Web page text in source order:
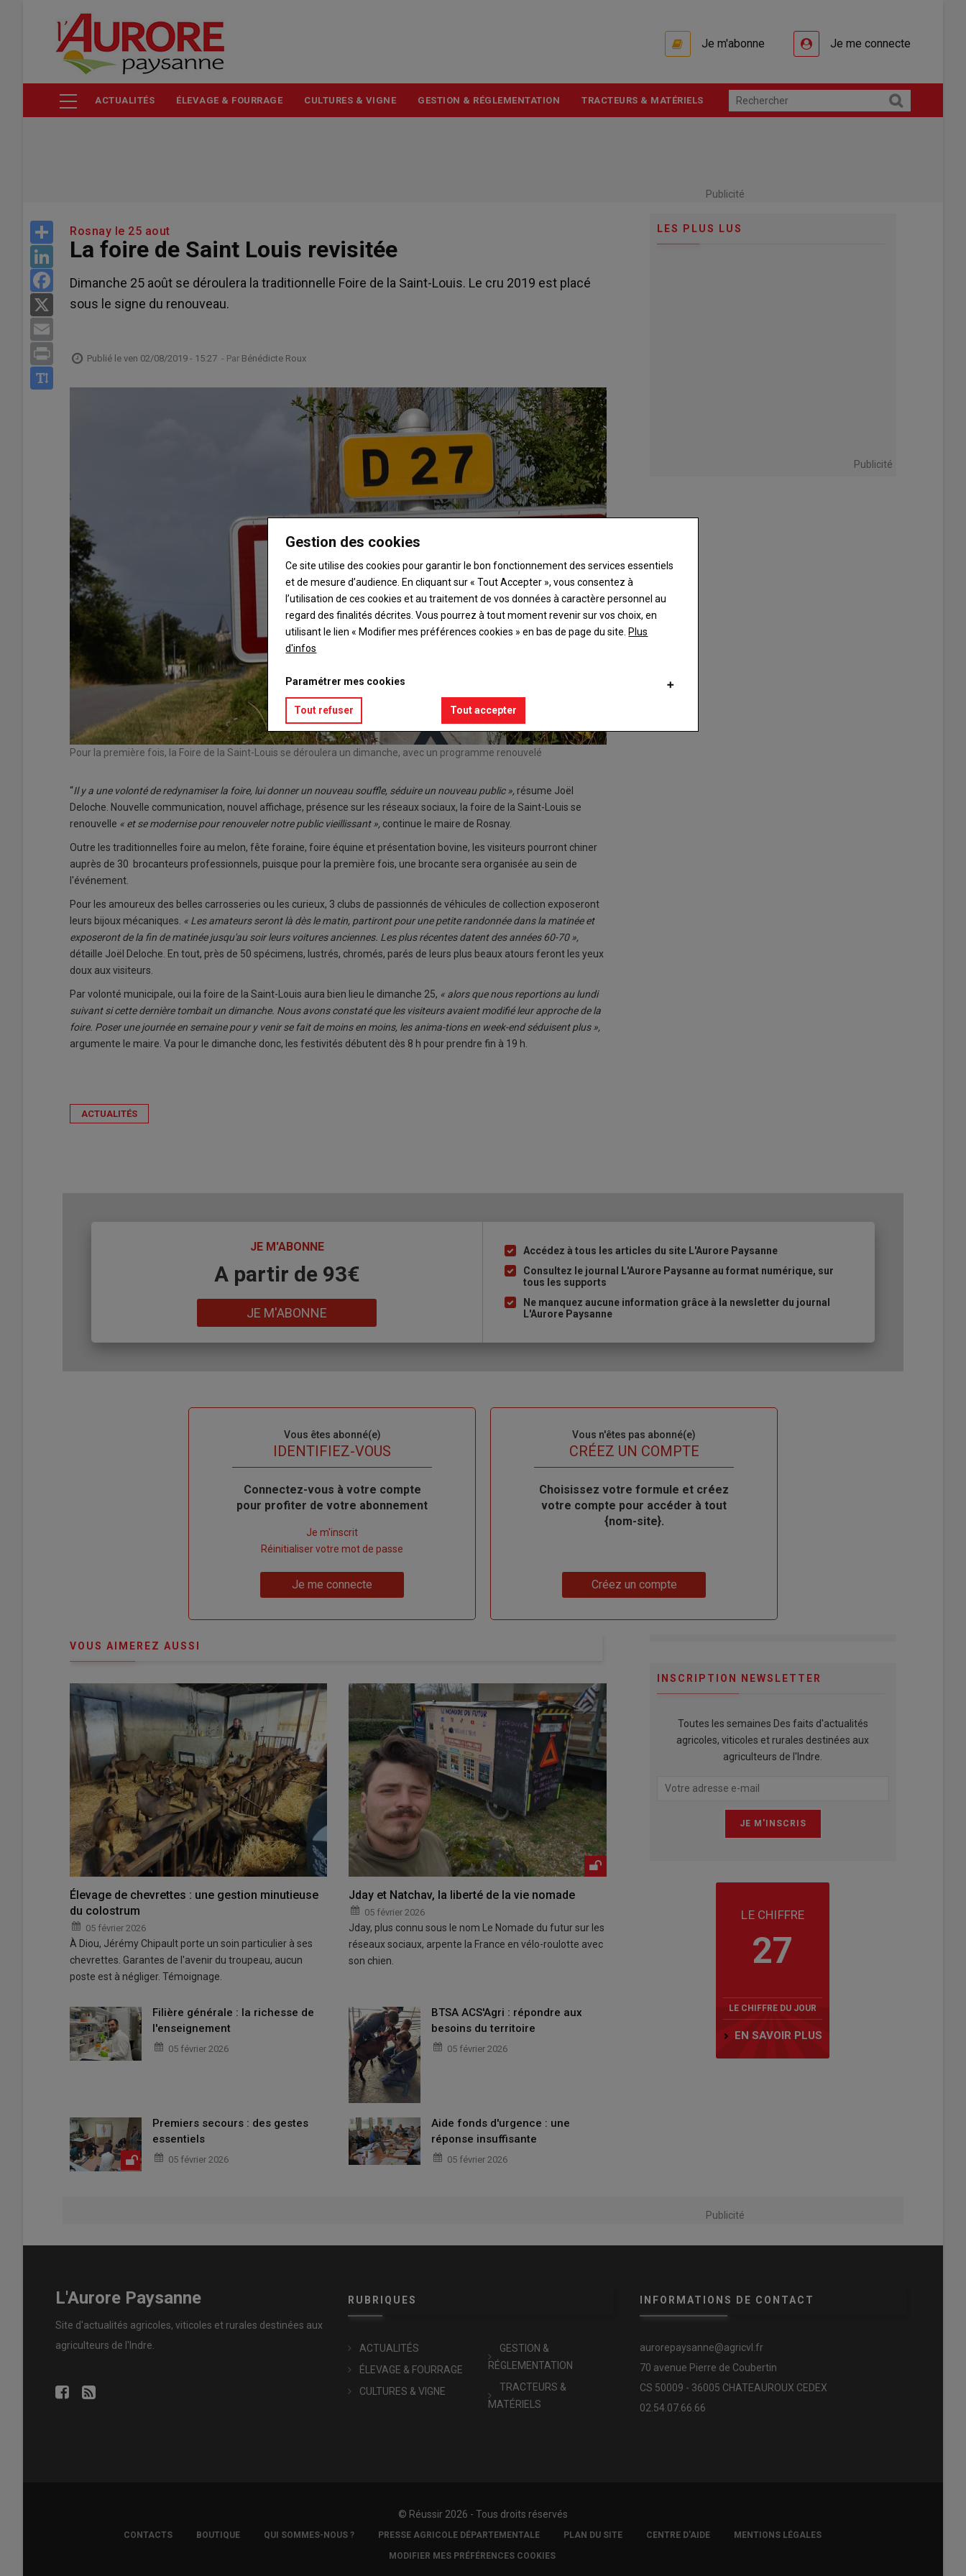
contenu
Je m'abonne Je me connecte
ACTUALITÉS ÉLEVAGE & FOURRAGE CULTURES & VIGNE GESTION & RÉGLEMENTATION TRACTEURS & MATÉRIELS
Publicité
Share
LinkedIn
Facebook
Print
Rosnay le 25 aout
La foire de Saint Louis revisitée
Dimanche 25 août se déroulera la traditionnelle Foire de la Saint-Louis. Le cru 2019 est placé
sous le signe du renouveau.
Publié le ven 02/08/2019 - 15:27 - Par Bénédicte Roux
Pour la première fois, la Foire de la Saint-Louis se déroulera un dimanche, avec un programme renouvelé
“Il y a une volonté de redynamiser la foire, lui donner un nouveau souffle, séduire un nouveau public », résume Joël
Deloche. Nouvelle communication, nouvel affichage, présence sur les réseaux sociaux, la foire de la Saint-Louis se
renouvelle « et se modernise pour renouveler notre public vieillissant », continue le maire de Rosnay.
Outre les traditionnelles foire au melon, fête foraine, foire équine et présentation bovine, les visiteurs pourront chiner
auprès de 30 brocanteurs professionnels, puisque pour la première fois, une brocante sera organisée au sein de
l'événement.
Pour les amoureux des belles carrosseries ou les curieux, 3 clubs de passionnés de véhicules de collection exposeront
leurs bijoux mécaniques. « Les amateurs seront là dès le matin, partiront pour une petite randonnée dans la matinée et
exposeront de la fin de matinée jusqu'au soir leurs voitures anciennes. Les plus récentes datent des années 60-70 »,
détaille Joël Deloche. En tout, près de 50 spécimens, lustrés, chromés, parés de leurs plus beaux atours feront les yeux
doux aux visiteurs.
Par volonté municipale, oui la foire de la Saint-Louis aura bien lieu le dimanche 25, « alors que nous reportions au lundi
suivant si cette dernière tombait un dimanche. Nous avons constaté que les visiteurs avaient modifié leur approche de la
foire. Poser une journée en semaine pour y venir se fait de moins en moins, les anima-tions en week-end séduisent plus »,
argumente le maire. Va pour le dimanche donc, les festivités débutent dès 8 h pour prendre fin à 19 h.
ACTUALITÉS
LES PLUS LUS
Publicité
JE M'ABONNE
A partir de 93€
JE M'ABONNE
Liste
à
puce
Accédez à tous les articles du site L'Aurore Paysanne
Consultez le journal L'Aurore Paysanne au format numérique, sur
tous les supports
Ne manquez aucune information grâce à la newsletter du journal
L'Aurore Paysanne
Vous êtes abonné(e)
IDENTIFIEZ-VOUS
Body
Connectez-vous à votre compte
pour profiter de votre abonnement
compte"
Je m'inscrit
Réinitialiser votre mot de passe
Je me connecte
Vous n'êtes pas abonné(e)
TITRECRÉEZ UN COMPTE
Body
Choisissez votre formule et créez
votre compte pour accéder à tout
{nom-site}.
Créez un compte
VOUS AIMEREZ AUSSI
Élevage de chevrettes : une gestion minutieuse
du colostrum
05 février 2026
À Diou, Jérémy Chipault porte un soin particulier à ses
chevrettes. Garantes de l'avenir du troupeau, aucun
poste est à négliger. Témoignage.
Jday et Natchav, la liberté de la vie nomade
05 février 2026
Jday, plus connu sous le nom Le Nomade du futur sur les
réseaux sociaux, arpente la France en vélo-roulotte avec
son chien.
Filière générale : la richesse de
l'enseignement
05 février 2026
BTSA ACS'Agri : répondre aux
besoins du territoire
05 février 2026
Premiers secours : des gestes
essentiels
05 février 2026
Aide fonds d'urgence : une
réponse insuffisante
05 février 2026
INSCRIPTION NEWSLETTER
Toutes les semaines Des faits d'actualités
agricoles, viticoles et rurales destinées aux
agriculteurs de l'Indre.
LE CHIFFRE
27
LE CHIFFRE DU JOUR
EN SAVOIR PLUS
Publicité
L'Aurore Paysanne
Site d'actualités agricoles, viticoles et rurales destinées aux
agriculteurs de l'Indre.
RUBRIQUES
ACTUALITÉS
ÉLEVAGE & FOURRAGE
CULTURES & VIGNE
GESTION &
RÉGLEMENTATION
TRACTEURS &
MATÉRIELS
INFORMATIONS DE CONTACT
aurorepaysanne@agricvl.fr
70 avenue Pierre de Coubertin
CS 50009 - 36005 CHATEAUROUX CEDEX
02.54.07.66.66
© Réussir 2026 - Tous droits réservés
COPYRIGHTCONTACTS BOUTIQUE QUI SOMMES-NOUS ? PRESSE AGRICOLE DÉPARTEMENTALE PLAN DU SITE CENTRE D'AIDE MENTIONS LÉGALES
MODIFIER MES PRÉFÉRENCES COOKIES
Gestion des cookies
Ce site utilise des cookies pour garantir le bon fonctionnement des services essentiels
et de mesure d’audience. En cliquant sur « Tout Accepter », vous consentez à
l’utilisation de ces cookies et au traitement de vos données à caractère personnel au
regard des finalités décrites. Vous pourrez à tout moment revenir sur vos choix, en
utilisant le lien « Modifier mes préférences cookies » en bas de page du site. Plus
d'infos
Paramétrer mes cookies
Tout refuser Tout accepter